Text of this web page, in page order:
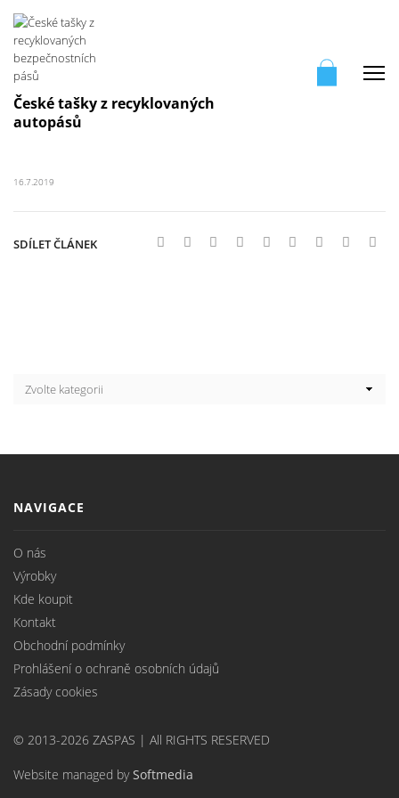
České tašky z recyklovaných
autopásů
16.7.2019
SDÍLET ČLÁNEK
NAVIGACE
O nás
Výrobky
Kde koupit
Kontakt
Obchodní podmínky
Prohlášení o ochraně osobních údajů
Zásady cookies
© 2013-2026 ZASPAS | All RIGHTS RESERVED
Website managed bySoftmedia